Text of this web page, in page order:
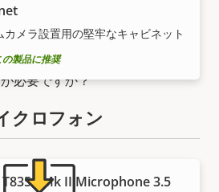
カメラ設置用の堅牢なキャビネット
の製品に推奨
クロフォン
T8351 Mk II Microphone 3.5
とリソース
トウェア、または専門家のサポー
必要ですか？